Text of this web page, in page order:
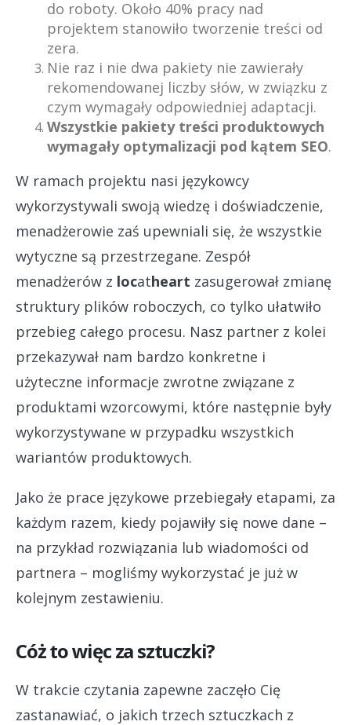
do roboty. Około 40% pracy nad
projektem stanowiło tworzenie treści od
zera.
Nie raz i nie dwa pakiety nie zawierały
rekomendowanej liczby słów, w związku z
czym wymagały odpowiedniej adaptacji.
Wszystkie pakiety treści produktowych
wymagały optymalizacji pod kątem SEO.
W ramach projektu nasi językowcy
wykorzystywali swoją wiedzę i doświadczenie,
menadżerowie zaś upewniali się, że wszystkie
wytyczne są przestrzegane. Zespół
menadżerów z locatheart zasugerował zmianę
struktury plików roboczych, co tylko ułatwiło
przebieg całego procesu. Nasz partner z kolei
przekazywał nam bardzo konkretne i
użyteczne informacje zwrotne związane z
produktami wzorcowymi, które następnie były
wykorzystywane w przypadku wszystkich
wariantów produktowych.
Jako że prace językowe przebiegały etapami, za
każdym razem, kiedy pojawiły się nowe dane –
na przykład rozwiązania lub wiadomości od
partnera – mogliśmy wykorzystać je już w
kolejnym zestawieniu.
Cóż to więc za sztuczki?
W trakcie czytania zapewne zaczęło Cię
zastanawiać, o jakich trzech sztuczkach z